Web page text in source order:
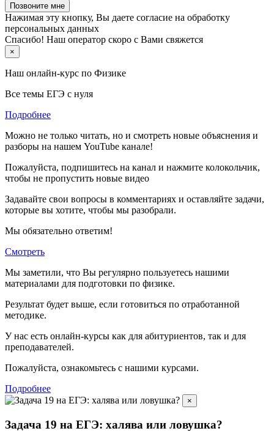
Позвоните мне
Нажимая эту кнопку, Вы даете согласие на обработку
персональных данных
Спасибо! Наш оператор скоро с Вами свяжется
×
Наш онлайн-курс по Физике
Все темы ЕГЭ с нуля
Подробнее
Можно не только читать, но и смотреть новые объяснения и
разборы на нашем YouTube канале!
Пожалуйста, подпишитесь на канал и нажмите колокольчик,
чтобы не пропустить новые видео
Задавайте свои вопросы в комментариях и оставляйте задачи,
которые вы хотите, чтобы мы разобрали.
Мы обязательно ответим!
Смотреть
Мы заметили, что Вы регулярно пользуетесь нашими
материалами для подготовки по физике.
Результат будет выше, если готовиться по отработанной
методике.
У нас есть онлайн-курсы как для абитуриентов, так и для
преподавателей.
Пожалуйста, ознакомьтесь с нашими курсами.
Подробнее
×
Задача 19 на ЕГЭ: халява или ловушка?